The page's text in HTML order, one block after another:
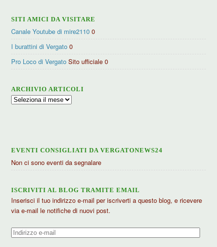
SITI AMICI DA VISITARE
Canale Youtube di mire2110 0
I burattini di Vergato 0
Pro Loco di Vergato Sito ufficiale 0
ARCHIVIO ARTICOLI
Archivio
EVENTI CONSIGLIATI DA VERGATONEWS24
Non ci sono eventi da segnalare
ISCRIVITI AL BLOG TRAMITE EMAIL
Inserisci il tuo indirizzo e-mail per iscriverti a questo blog, e ricevere
via e-mail le notifiche di nuovi post.
Indirizzo